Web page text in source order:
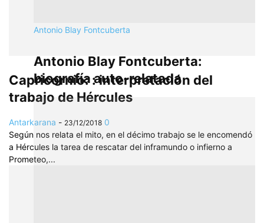
Antonio Blay Fontcuberta
Antonio Blay Fontcuberta:
biografía auto-relatada
Capricornio: : interpretación del
trabajo de Hércules
Antarkarana - 23/12/2018 0
Según nos relata el mito, en el décimo trabajo se le encomendó
a Hércules la tarea de rescatar del inframundo o infierno a
Prometeo,...